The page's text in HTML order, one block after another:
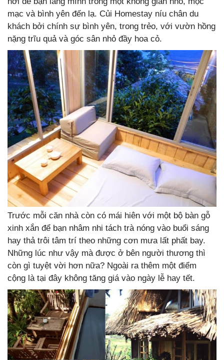
mạc và bình yên đến lạ. Củi Homestay níu chân du
khách bởi chính sự bình yên, trong trẻo, với vườn hồng
nặng trĩu quả và góc sân nhỏ đầy hoa cỏ.
Trước mỗi căn nhà còn có mái hiên với một bộ bàn gỗ
xinh xắn để bạn nhâm nhi tách trà nóng vào buổi sáng
hay thả trôi tâm trí theo những cơn mưa lất phất bay.
Những lúc như vậy mà được ở bên người thương thì
còn gì tuyệt vời hơn nữa? Ngoài ra thêm một điểm
cộng là tại đây không tăng giá vào ngày lễ hay tết.